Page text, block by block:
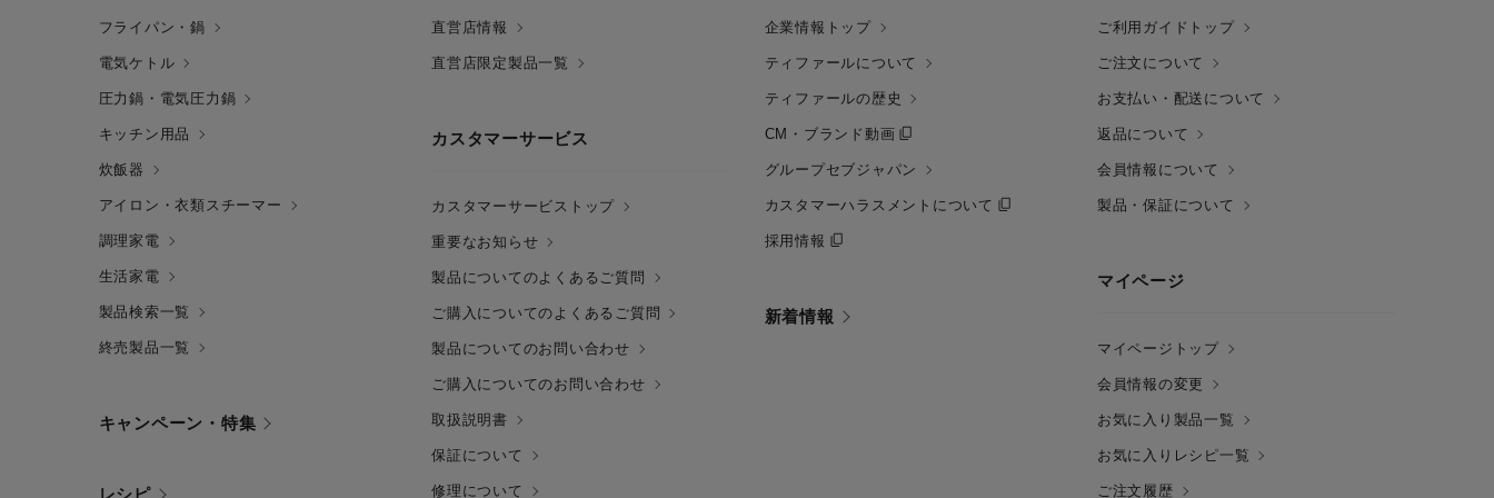
フライパン・鍋
電気ケトル
圧力鍋・電気圧力鍋
キッチン用品
炊飯器
アイロン・衣類スチーマー
調理家電
生活家電
製品検索一覧
終売製品一覧
キャンペーン・特集
直営店情報
直営店限定製品一覧
カスタマーサービス
カスタマーサービストップ
重要なお知らせ
製品についてのよくあるご質問
ご購入についてのよくあるご質問
製品についてのお問い合わせ
ご購入についてのお問い合わせ
取扱説明書
保証について
修理について
企業情報トップ
ティファールについて
ティファールの歴史
CM・ブランド動画
グループセブジャパン
カスタマーハラスメントについて
採用情報
新着情報
ご利用ガイドトップ
ご注文について
お支払い・配送について
返品について
会員情報について
製品・保証について
マイページ
マイページトップ
会員情報の変更
お気に入り製品一覧
お気に入りレシピ一覧
ご注文履歴